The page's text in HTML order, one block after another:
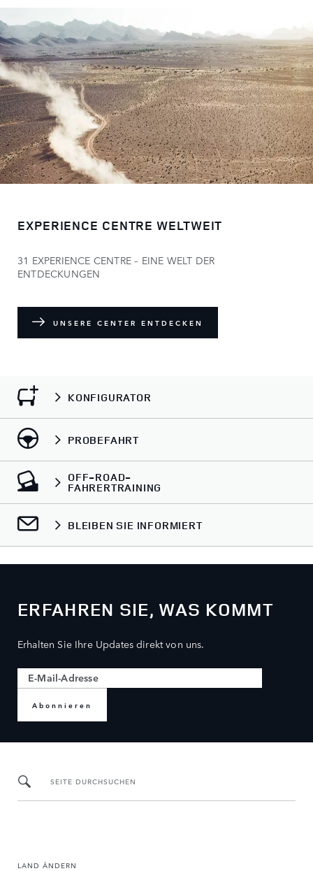
EXPERIENCE CENTRE WELTWEIT
31 EXPERIENCE CENTRE – EINE WELT DER
ENTDECKUNGEN
UNSERE CENTER ENTDECKEN
KONFIGURATOR
PROBEFAHRT
OFF‑ROAD‑
FAHRERTRAINING
BLEIBEN SIE INFORMIERT
ERFAHREN SIE, WAS KOMMT
Erhalten Sie Ihre Updates direkt von uns.
Abonnieren
SEITE DURCHSUCHEN
LAND ÄNDERN